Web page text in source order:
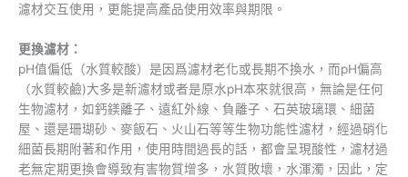
濾材交互使用，更能提高產品使用效率與期限。
更換濾材：
pH值偏低（水質較酸）是因爲濾材老化或長期不換水，而pH偏高
（水質較鹼)大多是新濾材或者是原水pH本來就很高，無論是任何
生物濾材，如鈣鎂離子、遠紅外線、負離子、石英玻璃環、細菌
屋、還是珊瑚砂、麥飯石、火山石等等生物功能性濾材，經過硝化
細菌長期附著和作用，使用時間過長的話，都會呈現酸性，濾材過
老無定期更換會導致有害物質增多，水質敗壞，水渾濁，因此，定